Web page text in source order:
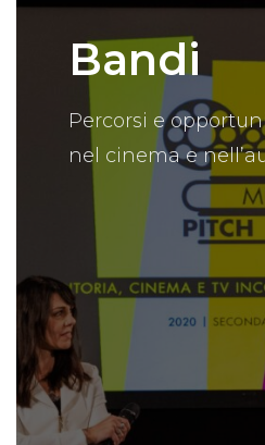
Bandi
Percorsi e
nel cinema e